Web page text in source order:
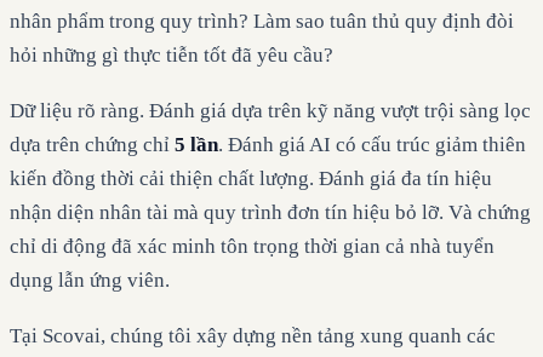
nhân phẩm trong quy trình? Làm sao tuân thủ quy định đòi
hỏi những gì thực tiễn tốt đã yêu cầu?
Dữ liệu rõ ràng. Đánh giá dựa trên kỹ năng vượt trội sàng lọc
dựa trên chứng chỉ 5 lần. Đánh giá AI có cấu trúc giảm thiên
kiến đồng thời cải thiện chất lượng. Đánh giá đa tín hiệu
nhận diện nhân tài mà quy trình đơn tín hiệu bỏ lỡ. Và chứng
chỉ di động đã xác minh tôn trọng thời gian cả nhà tuyển
dụng lẫn ứng viên.
Tại Scovai, chúng tôi xây dựng nền tảng xung quanh các